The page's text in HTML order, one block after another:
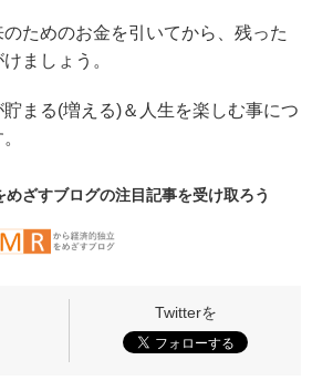
ためのお金を引いてから、残った
ましょう。
まる(増える)＆人生を楽しむ事につ
めざすブログの注目記事を受け取ろう